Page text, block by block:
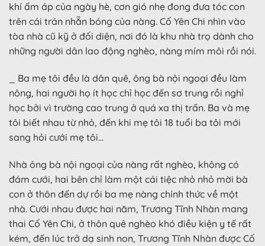
khí ấm áp của ngày hè, cơn gió nhẹ đong đưa tóc con
trên cái trán nhẵn bóng của nàng. Cố Yên Chi nhìn vào
tòa nhà cũ kỹ ở đối diện, nơi đó là khu nhà trọ dành cho
những người dân lao động nghèo, nàng mím môi rồi nói.
_ Ba mẹ tôi đều là dân quê, ông bà nội ngoại đều làm
nông, hai người họ ít học chỉ học đến sơ trung rồi nghỉ
học bởi vì trường cao trung ở quá xa thị trấn. Ba và mẹ
tôi biết nhau từ nhỏ, đến khi mẹ tôi 18 tuổi ba tôi mới
sang hỏi cưới mẹ tôi…
Nhà ông bà nội ngoại của nàng rất nghèo, không có
đám cưới, hai bên chỉ làm một cái tiệc nhỏ nhỏ mời bà
con ở thôn đến dự rồi ba mẹ nàng chính thức về một
nhà. Cưới nhau được hai năm, Trương Tĩnh Nhàn mang
thai Cố Yên Chi, ở thôn quê nghèo khó điều kiện y tế rất
kém, đến lúc trở dạ sinh non, Trương Tĩnh Nhàn được Cố